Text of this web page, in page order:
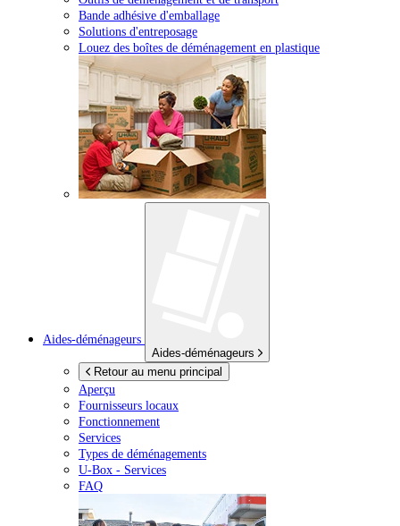
Bande adhésive d'emballage
Solutions d'entreposage
Louez des boîtes de déménagement en plastique
Aides-déménageurs
Aides-déménageurs
Retour au menu principal
Aperçu
Fournisseurs locaux
Fonctionnement
Services
Types de déménagements
U-Box - Services
FAQ